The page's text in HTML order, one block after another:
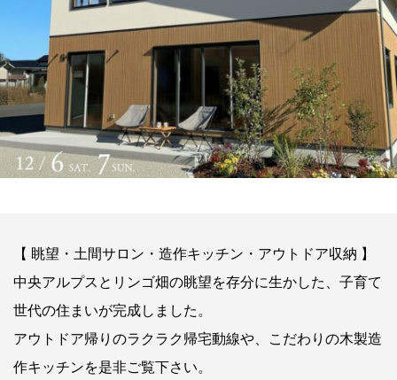
【 眺望・土間サロン・造作キッチン・アウトドア収納 】
中央アルプスとリンゴ畑の眺望を存分に生かした、子育て
世代の住まいが完成しました。
アウトドア帰りのラクラク帰宅動線や、こだわりの木製造
作キッチンを是非ご覧下さい。